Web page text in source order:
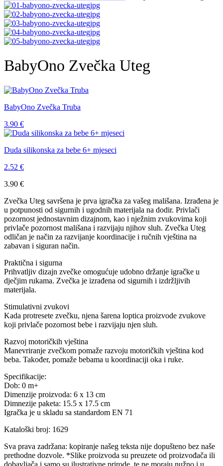
BabyOno Zvečka Uteg
BabyOno Zvečka Truba
3.90 €
Duda silikonska za bebe 6+ mjeseci
2.52 €
3.90 €
Zvečka Uteg savršena je prva igračka za vašeg mališana. Izrađena je
u potpunosti od sigurnih i ugodnih materijala na dodir. Privlači
pozornost jednostavnim dizajnom, kao i nježnim zvukovima koji
privlače pozornost mališana i razvijaju njihov sluh. Zvečka Uteg
odličan je način za razvijanje koordinacije i ručnih vještina na
zabavan i siguran način.
Praktična i sigurna
Prihvatljiv dizajn zvečke omogućuje udobno držanje igračke u
dječjim rukama. Zvečka je izrađena od sigurnih i izdržljivih
materijala.
Stimulativni zvukovi
Kada protresete zvečku, njena šarena loptica proizvode zvukove
koji privlače pozornost bebe i razvijaju njen sluh.
Razvoj motoričkih vještina
Manevriranje zvečkom pomaže razvoju motoričkih vještina kod
beba. Također, pomaže bebama u koordinaciji oka i ruke.
Specifikacije:
Dob: 0 m+
Dimenzije proizvoda: 6 x 13 cm
Dimnezije paketa: 15.5 x 17.5 cm
Igračka je u skladu sa standardom EN 71
Kataloški broj: 1629
Sva prava zadržana: kopiranje našeg teksta nije dopušteno bez naše
prethodne dozvole. *Slike proizvoda su preuzete od proizvođača ili
dobavljača i samo su ilustrativne prirode, te ne moraju nužno i u